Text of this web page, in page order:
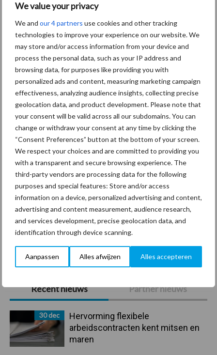
We value your privacy
We and our 4 partners use cookies and other tracking
technologies to improve your experience on our website. We
may store and/or access information from your device and
process the personal data, such as your IP address and
browsing data, for purposes like providing you with
personalized ads and content, measuring marketing campaign
effectiveness, analyzing audience insights, collecting precise
geolocation data, and product development. Please note that
your consent will be valid across all our subdomains. You can
change or withdraw your consent at any time by clicking the
“Consent Preferences” button at the bottom of your screen.
We respect your choices and are committed to providing you
with a transparent and secure browsing experience. The
third-party vendors are processing data for the following
purposes and special features: Store and/or access
information on a device, personalized advertising and content,
advertising and content measurement, audience research,
and services development, precise geolocation data, and
identification through device scanning.
Aanpassen Alles afwijzen Alles accepteren
Sidebar
Recent nieuws Partner nieuws
30 dec
Hervorming flexibele
arbeidscontracten kent mitsen en
maren
persoonsgegevens: grip op
Hervorming flexibele
arbeidscontracten kent
mitsen en maren
Thema's Vakpartners
Coronavirus